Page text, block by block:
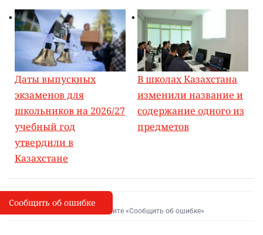
Даты выпускных
экзаменов для
школьников на 2026/27
учебный год
утвердили в
Казахстане
В школах Казахстана
изменили название и
содержание одного из
предметов
I
Сообщить об опечатке
Выделите фрагмент и нажмите «Сообщить об ошибке»
Сообщить об ошибке